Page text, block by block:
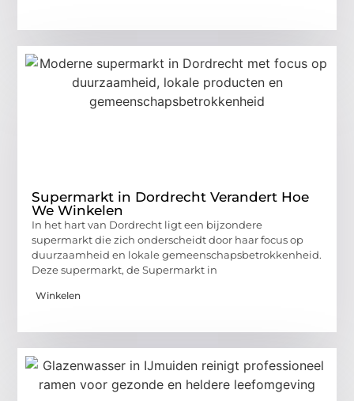
Supermarkt in Dordrecht Verandert Hoe
We Winkelen
In het hart van Dordrecht ligt een bijzondere
supermarkt die zich onderscheidt door haar focus op
duurzaamheid en lokale gemeenschapsbetrokkenheid.
Deze supermarkt, de Supermarkt in
Winkelen